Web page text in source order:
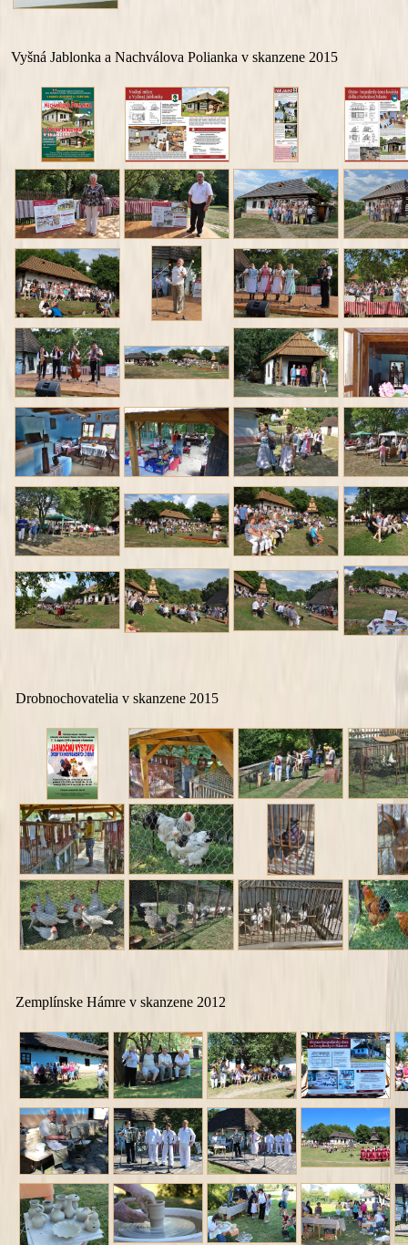
Zemplínske Hámre v skanzene 2012
Drobnochovatelia v skanzene 2015
Vyšná Jablonka a Nachválova Polianka v skanzene 2015